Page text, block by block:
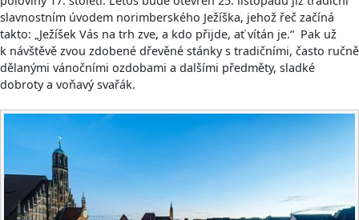
slavnostním úvodem norimberského Ježíška, jehož řeč začíná
takto: „Ježíšek Vás na trh zve, a kdo přijde, ať vítán je.“ Pak už
k návštěvě zvou zdobené dřevěné stánky s tradičními, často ručně
dělanými vánočními ozdobami a dalšími předměty, sladké
dobroty a voňavý svařák.